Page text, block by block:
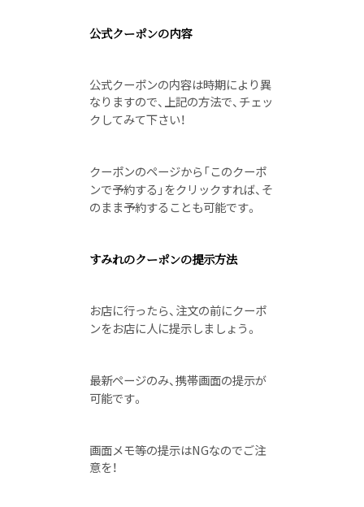
公式クーポンの内容
公式クーポンの内容は時期により異
なりますので、上記の方法で、チェッ
クしてみて下さい！
クーポンのページから「このクーポ
ンで予約する」をクリックすれば、そ
のまま予約することも可能です。
すみれのクーポンの提示方法
お店に行ったら、注文の前にクーポ
ンをお店に人に提示しましょう。
最新ページのみ、携帯画面の提示が
可能です。
画面メモ等の提示はNGなのでご注
意を！